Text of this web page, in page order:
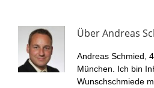
ÜberAndreas
Andreas Schmied,
München. Ich bin
Wunschschmiede